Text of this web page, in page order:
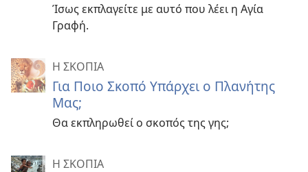
Ίσως εκπλαγείτε με αυτό που λέει η Αγία
Γραφή.
Η ΣΚΟΠΙΑ
Για Ποιο Σκοπό Υπάρχει ο Πλανήτης
Μας;
Θα εκπληρωθεί ο σκοπός της γης;
Η ΣΚΟΠΙΑ